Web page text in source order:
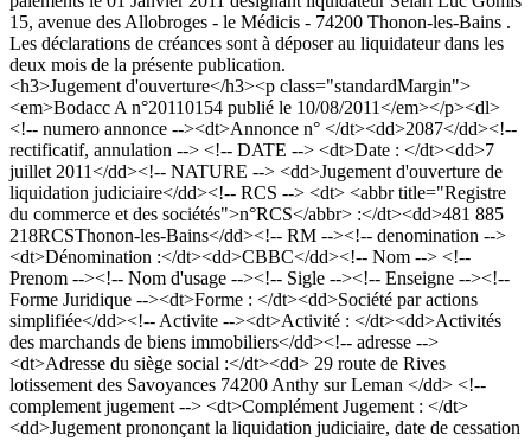
15, avenue des Allobroges - le Médicis - 74200 Thonon-les-Bains .
Les déclarations de créances sont à déposer au liquidateur dans les
deux mois de la présente publication.
<h3>Jugement d'ouverture</h3><p class="standardMargin">
<em>Bodacc A n°20110154 publié le 10/08/2011</em></p><dl>
<!-- numero annonce --><dt>Annonce n° </dt><dd>2087</dd><!--
rectificatif, annulation --> <!-- DATE --> <dt>Date : </dt><dd>7
juillet 2011</dd><!-- NATURE --> <dd>Jugement d'ouverture de
liquidation judiciaire</dd><!-- RCS --> <dt> <abbr title="Registre
du commerce et des sociétés">n°RCS</abbr> :</dt><dd>481 885
218RCSThonon-les-Bains</dd><!-- RM --><!-- denomination -->
<dt>Dénomination :</dt><dd>CBBC</dd><!-- Nom --> <!--
Prenom --><!-- Nom d'usage --><!-- Sigle --><!-- Enseigne --><!--
Forme Juridique --><dt>Forme : </dt><dd>Société par actions
simplifiée</dd><!-- Activite --><dt>Activité : </dt><dd>Activités
des marchands de biens immobiliers</dd><!-- adresse -->
<dt>Adresse du siège social :</dt><dd> 29 route de Rives
lotissement des Savoyances 74200 Anthy sur Leman </dd> <!--
complement jugement --> <dt>Complément Jugement : </dt>
<dd>Jugement prononçant la liquidation judiciaire, date de cessation